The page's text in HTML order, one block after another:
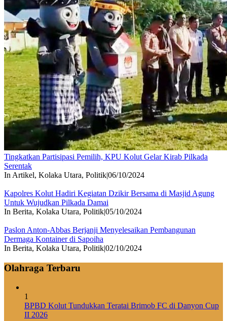
Tingkatkan Partisipasi Pemilih, KPU Kolut Gelar Kirab Pilkada
Serentak
In Artikel, Kolaka Utara, Politik|06/10/2024
Kapolres Kolut Hadiri Kegiatan Dzikir Bersama di Masjid Agung
Untuk Wujudkan Pilkada Damai
In Berita, Kolaka Utara, Politik|05/10/2024
Paslon Anton-Abbas Berjanji Menyelesaikan Pembangunan
Dermaga Kontainer di Sapoiha
In Berita, Kolaka Utara, Politik|02/10/2024
Olahraga Terbaru
1
BPBD Kolut Tundukkan Teratai Brimob FC di Danyon Cup
II 2026